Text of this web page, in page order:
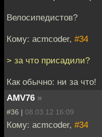
Велосипедистов?
Кому: acmcoder, #34
> за что присадили?
Как обычно: ни за что!
AMV76 »
#36 | 08.03.12 16:09
Кому: acmcoder, #34